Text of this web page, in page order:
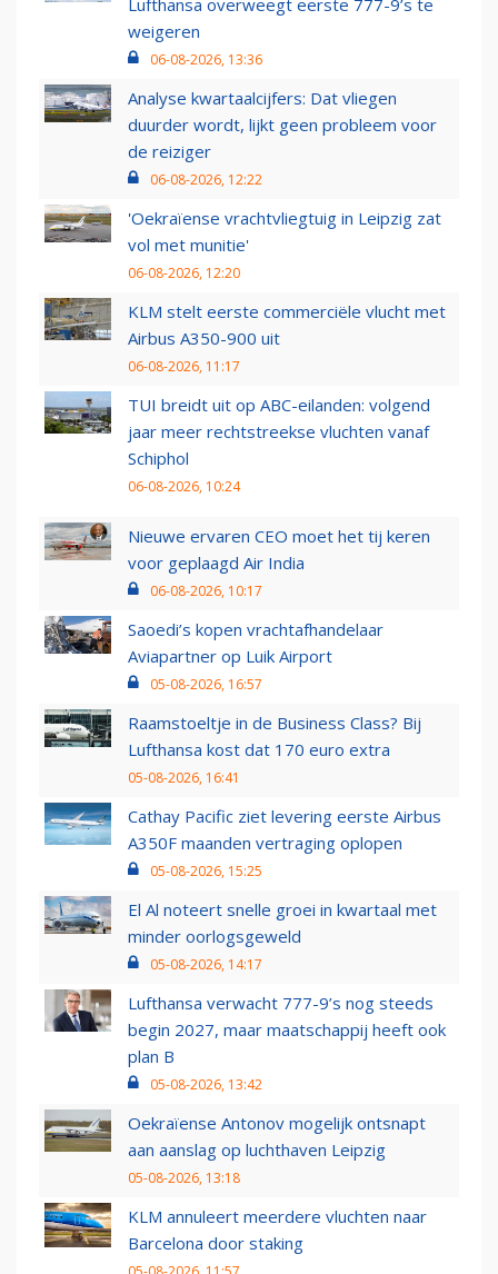
Lufthansa overweegt eerste 777-9’s te
weigeren
06-08-2026, 13:36
Analyse kwartaalcijfers: Dat vliegen
duurder wordt, lijkt geen probleem voor
de reiziger
06-08-2026, 12:22
'Oekraïense vrachtvliegtuig in Leipzig zat
vol met munitie'
06-08-2026, 12:20
KLM stelt eerste commerciële vlucht met
Airbus A350-900 uit
06-08-2026, 11:17
TUI breidt uit op ABC-eilanden: volgend
jaar meer rechtstreekse vluchten vanaf
Schiphol
06-08-2026, 10:24
Nieuwe ervaren CEO moet het tij keren
voor geplaagd Air India
06-08-2026, 10:17
Saoedi’s kopen vrachtafhandelaar
Aviapartner op Luik Airport
05-08-2026, 16:57
Raamstoeltje in de Business Class? Bij
Lufthansa kost dat 170 euro extra
05-08-2026, 16:41
Cathay Pacific ziet levering eerste Airbus
A350F maanden vertraging oplopen
05-08-2026, 15:25
El Al noteert snelle groei in kwartaal met
minder oorlogsgeweld
05-08-2026, 14:17
Lufthansa verwacht 777-9’s nog steeds
begin 2027, maar maatschappij heeft ook
plan B
05-08-2026, 13:42
Oekraïense Antonov mogelijk ontsnapt
aan aanslag op luchthaven Leipzig
05-08-2026, 13:18
KLM annuleert meerdere vluchten naar
Barcelona door staking